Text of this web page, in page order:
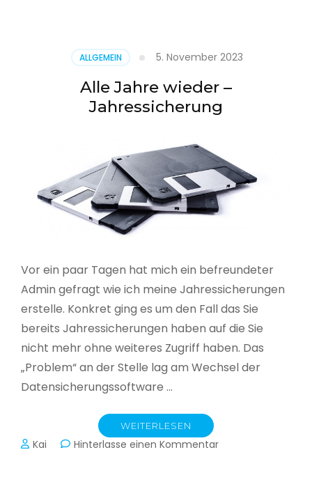
ALLGEMEIN 5. November 2023
Alle Jahre wieder –
Jahressicherung
Vor ein paar Tagen hat mich ein befreundeter
Admin gefragt wie ich meine Jahressicherungen
erstelle. Konkret ging es um den Fall das Sie
bereits Jahressicherungen haben auf die Sie
nicht mehr ohne weiteres Zugriff haben. Das
„Problem“ an der Stelle lag am Wechsel der
Datensicherungssoftware …
WEITERLESEN
Kai Hinterlasse einen Kommentarzu